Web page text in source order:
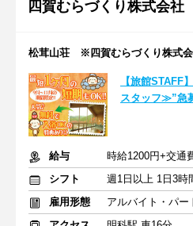
四賀むらづくり株式会
松茸山荘 ※四賀むらづくり株式
【旅館STAFF
スタッフ≫”急
給与
時給1200円+交通
シフト
雇用形態
アルバイト・パー